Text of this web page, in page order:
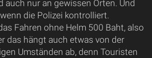
auch nur an gewissen Orten. Und
die Polizei kontrolliert.
Fahren ohne Helm 500 Baht, also
das hängt auch etwas von der
Umständen ab, denn Touristen